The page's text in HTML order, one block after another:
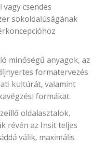
csendes
sokoldalúságának
minőségű anyagok, az
formatervezés
kultúrát, valamint
formákat.
oldalasztalok,
révén az Insit teljes
válik, maximális